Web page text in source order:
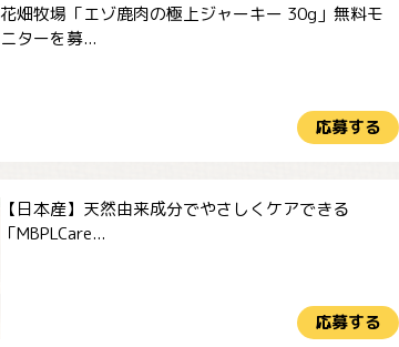
花畑牧場「エゾ鹿肉の極上ジャーキー 30g」無料モ
ニターを募...
応募する
【日本産】天然由来成分でやさしくケアできる
「MBPLCare...
応募する